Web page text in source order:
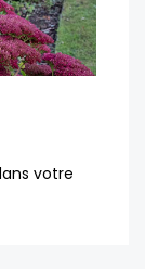
votre